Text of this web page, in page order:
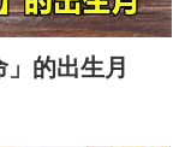
的出生月